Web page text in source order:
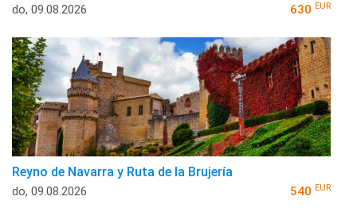
do, 09.08.2026 630 EUR
Reyno de Navarra y Ruta de la Brujería
do, 09.08.2026 540 EUR